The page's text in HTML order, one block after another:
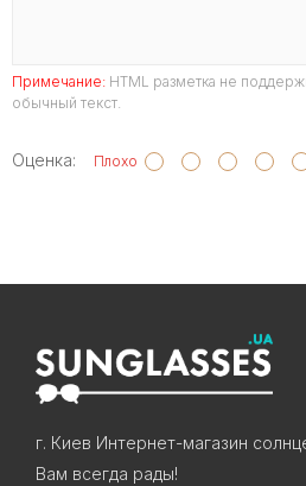
Примечание: HTML разметка не
обычный текст.
Оценка: Плохо
г. Киев Интернет-магазин
Вам всегда рады!